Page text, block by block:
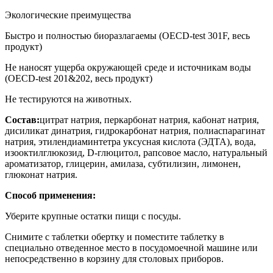
Экологические преимущества
Быстро и полностью биоразлагаемы (OECD-test 301F, весь
продукт)
Не наносят ущерба окружающей среде и источникам воды
(OECD-test 201&202, весь продукт)
Не тестируются на животных.
Состав:цитрат натрия, перкарбонат натрия, кабонат натрия,
дисиликат динатрия, гидрокарбонат натрия, полиаспарагинат
натрия, этилендиаминтетра уксусная кислота (ЭДТА), вода,
изооктилглюкозид, D-глюцитол, рапсовое масло, натуральный
ароматизатор, глицерин, амилаза, субтилизин, лимонен,
глюконат натрия.
Способ применения:
Уберите крупные остатки пищи с посуды.
Снимите с таблетки обертку и поместите таблетку в
специально отведенное место в посудомоечной машине или
непосредственно в корзину для столовых приборов.